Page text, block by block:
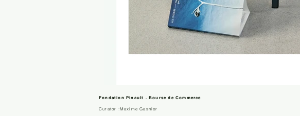
Fondation Pinault . Bourse de Commerce
Curator :Maxime Gasnier